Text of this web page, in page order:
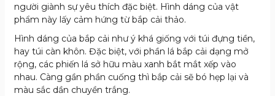
người giành sự yêu thích đặc biệt. Hình dáng của vật
phẩm này lấy cảm hứng từ bắp cải thảo.
Hình dáng của bắp cải như ý khá giống với túi đựng tiền,
hay túi càn khôn. Đặc biệt, với phần lá bắp cải dạng mở
rộng, các phiến lá sở hữu màu xanh bắt mắt xếp vào
nhau. Càng gần phần cuống thì bắp cải sẽ bó hẹp lại và
màu sắc dần chuyền trắng.